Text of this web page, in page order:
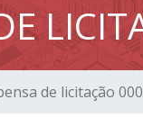
de licitação